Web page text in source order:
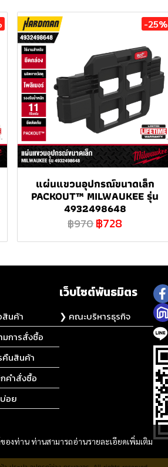
-25%
แผ่นแขวนอุปกรณ์ขนาดเล็ก
PACKOUT™ MILWAUKEE รุ่น
4932498648
฿970฿728
งท่าน ท่านสามารถอ่านรายละเอียดเพิ่มเติม
สินค้า
การสั่งซื้อ
คืนสินค้า
คำสั่งซื้อ
อย
เว็บไซต์พันธมิตร
❯ คณะบริหารธุรกิจ